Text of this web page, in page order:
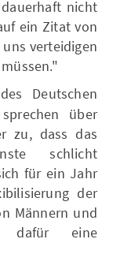
nicht
ein Zitat von
verteidigen
Deutschen
über
zu, dass das
schlicht
für ein Jahr
der
Männern und
eine